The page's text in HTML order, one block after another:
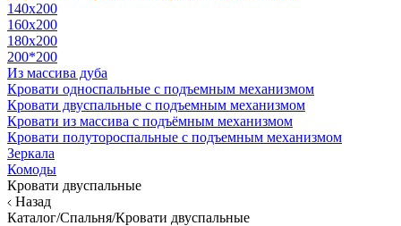
140x200
160х200
180х200
200*200
Из массива дуба
Кровати односпальные с подъемным механизмом
Кровати двуспальные с подъемным механизмом
Кровати из массива с подъёмным механизмом
Кровати полутороспальные с подъемным механизмом
Зеркала
Комоды
Кровати двуспальные
Назад
Каталог/Спальня/Кровати двуспальные